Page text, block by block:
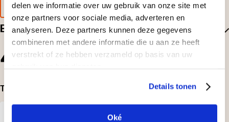
delen we informatie over uw gebruik van onze site met
onze partners voor sociale media, adverteren en
analyseren. Deze partners kunnen deze gegevens
combineren met andere informatie die u aan ze heeft
verstrekt of ze hebben verzameld op basis van uw
Details tonen
Oké
Voorbeeld van de cadeaubon
Beoordelingen
4.5
Top-beoordelingen